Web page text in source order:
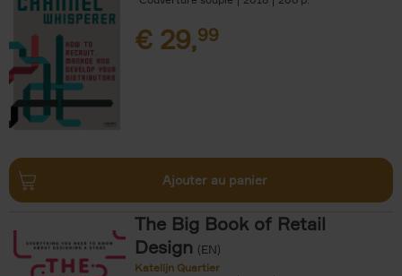
€ 29,99
Ajouter au panier
The Big Book of Retail
Design (EN)
Katelijn Quartier